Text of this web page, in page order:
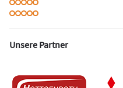
Unsere Partner